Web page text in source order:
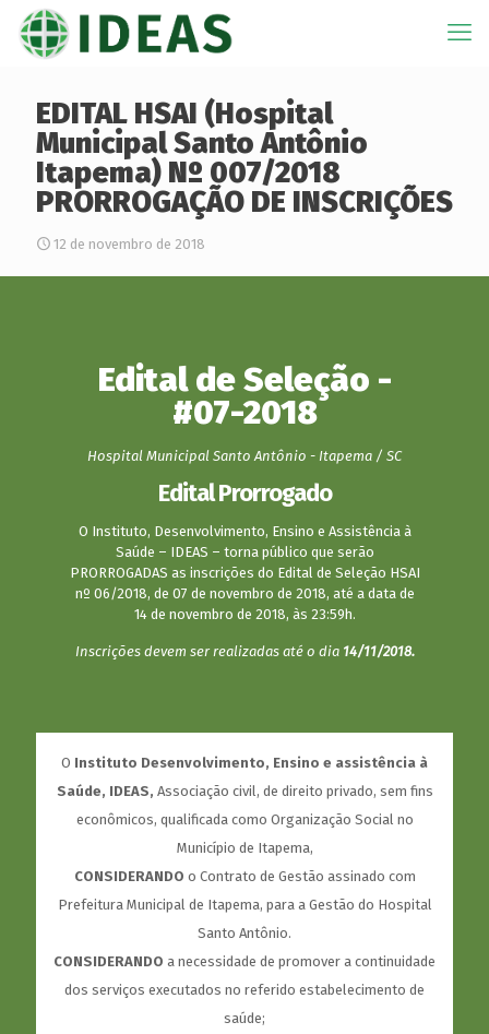
EDITAL HSAI (Hospital
Municipal Santo Antônio
Itapema) Nº 007/2018
PRORROGAÇÃO DE INSCRIÇÕES
12 de novembro de 2018
Edital de Seleção -
#07-2018
Hospital Municipal Santo Antônio - Itapema / SC
Edital Prorrogado
O Instituto, Desenvolvimento, Ensino e Assistência à
Saúde – IDEAS – torna público que serão
PRORROGADAS as inscrições do Edital de Seleção HSAI
nº 06/2018, de 07 de novembro de 2018, até a data de
14 de novembro de 2018, às 23:59h.
Inscrições devem ser realizadas até o dia 14/11/2018.
O Instituto Desenvolvimento, Ensino e assistência à
Saúde, IDEAS, Associação civil, de direito privado, sem fins
econômicos, qualificada como Organização Social no
Município de Itapema,
CONSIDERANDO o Contrato de Gestão assinado com
Prefeitura Municipal de Itapema, para a Gestão do Hospital
Santo Antônio.
CONSIDERANDO a necessidade de promover a continuidade
dos serviços executados no referido estabelecimento de
saúde;